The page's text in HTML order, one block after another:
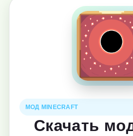
МОД MINECRAFT
Скачать